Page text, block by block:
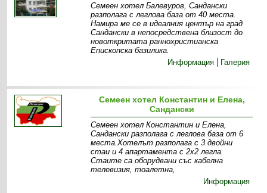
Семеен хотел Балевуров, Сандански
разполага с леглова база от 40 места.
Намира ме се в идеалния център на град
Сандански в непосредствена близост до
новоткритата раннохристианска
Епископска базилика.
Информация
Галерия
Семеен хотел Константин и Елена,
Сандански
Семеен хотел Константин и Елена,
Сандански разполага с леглова база от 6
места.Хотелът разполага с 3 двойни
стаи и 4 апартамента с 2х2 легла.
Стаите са оборудвани със кабелна
телевизия, тоалетна,
Информация